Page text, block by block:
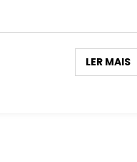
LER MAIS